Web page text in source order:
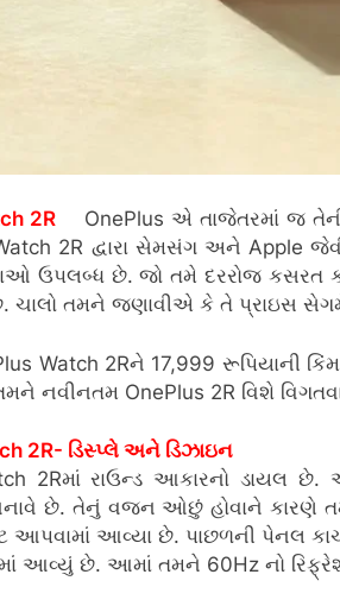
2R OnePlus એ તાજેતરમાં જ તેની
2R દ્વારા સેમસંગ અને Apple
ઉપલબ્ધ છે. જો તમે દરરોજ કસરત
ચાલો તમને જણાવીએ કે તે પ્રાઇસ
Watch 2Rને 17,999 રૂપિયાની
નવીનતમ OnePlus 2R વિશે
2R- ડિસ્પ્લે અને ડિઝાઇન
2Rમાં રાઉન્ડ આકારનો
છે. તેનું વજન ઓછું હોવાને કારણે તમે
આપવામાં આવ્યા છે. પાછળની પેનલ
આવ્યું છે. આમાં તમને 60Hz નો